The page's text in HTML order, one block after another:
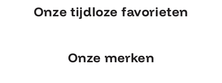
Onze tijdloze favorieten
Onze merken